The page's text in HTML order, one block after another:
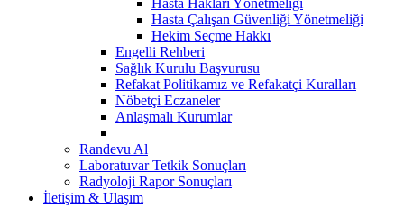
Hasta Çalışan Güvenliği Yönetmeliği
Hekim Seçme Hakkı
Engelli Rehberi
Sağlık Kurulu Başvurusu
Refakat Politikamız ve Refakatçi Kuralları
Nöbetçi Eczaneler
Anlaşmalı Kurumlar
Randevu Al
Laboratuvar Tetkik Sonuçları
Radyoloji Rapor Sonuçları
İletişim & Ulaşım